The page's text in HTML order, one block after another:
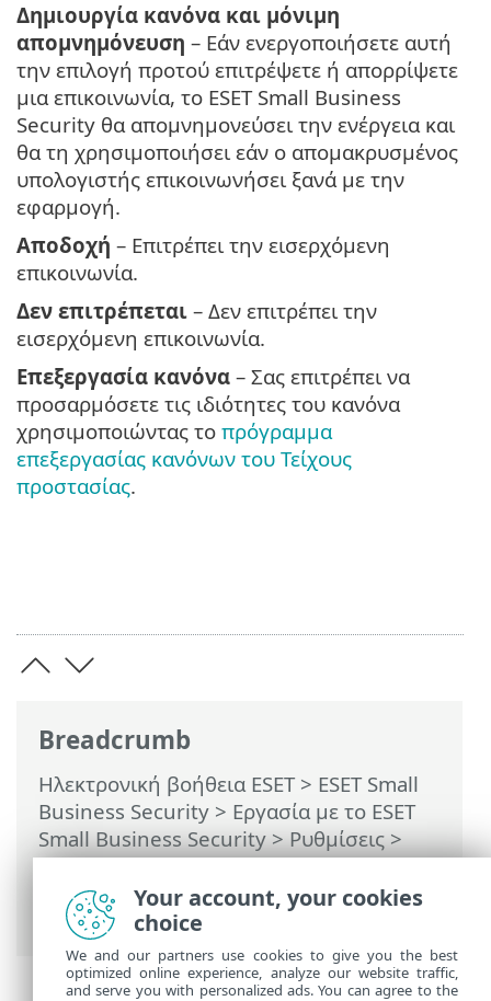
Breadcrumb
Ηλεκτρονική βοήθεια ESET> ESET Small
Business Security > Εργασία με το ESET
Small Business Security>Ρυθμίσεις>
Προστασία δικτύου> Παράθυρα
διαλόγου - Προστασία δικτύου >
Εισερχόμενη επικοινωνία
Δημιουργία κανόνα και μόνιμη
απομνημόνευση – Εάν ενεργοποιήσετε αυτή
την επιλογή προτού επιτρέψετε ή απορρίψετε
μια επικοινωνία, το ESET Small Business
Security θα απομνημονεύσει την ενέργεια και
θα τη χρησιμοποιήσει εάν ο απομακρυσμένος
υπολογιστής επικοινωνήσει ξανά με την
εφαρμογή.
Αποδοχή – Επιτρέπει την εισερχόμενη
επικοινωνία.
Δεν επιτρέπεται – Δεν επιτρέπει την
εισερχόμενη επικοινωνία.
Επεξεργασία κανόνα – Σας επιτρέπει να
προσαρμόσετε τις ιδιότητες του κανόνα
χρησιμοποιώντας το πρόγραμμα
επεξεργασίας κανόνων του Τείχους
προστασίας.
Your account, your cookies
choice
We and our partners use cookies to give you the best
optimized online experience, analyze our website traffic,
and serve you with personalized ads. You can agree to the